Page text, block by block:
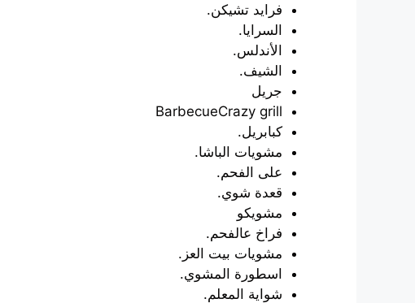
فرايد تشيكن.
السرايا.
الأندلس.
الشيف.
جريل
BarbecueCrazy grill
كبابريل.
مشويات الباشا.
على الفحم.
قعدة شوي.
مشويكو
فراخ عالفحم.
مشويات بيت العز.
اسطورة المشوي.
شواية المعلم.